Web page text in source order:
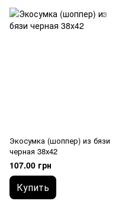
Экосумка (шоппер) из бязи
черная 38х42
107.00 грн
Купить